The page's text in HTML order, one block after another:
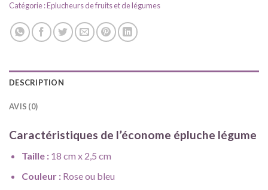
Catégorie :Eplucheurs de fruits et de légumes
DESCRIPTION
AVIS (0)
Caractéristiques de l’économe épluche légume
Taille :18 cm x 2,5 cm
Couleur : Rose ou bleu